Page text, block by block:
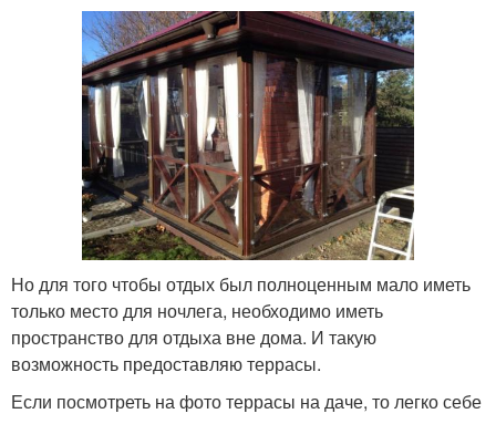
Но для того чтобы отдых был полноценным мало иметь
только место для ночлега, необходимо иметь
пространство для отдыха вне дома. И такую
возможность предоставляю террасы.
Если посмотреть на фото террасы на даче, то легко себе